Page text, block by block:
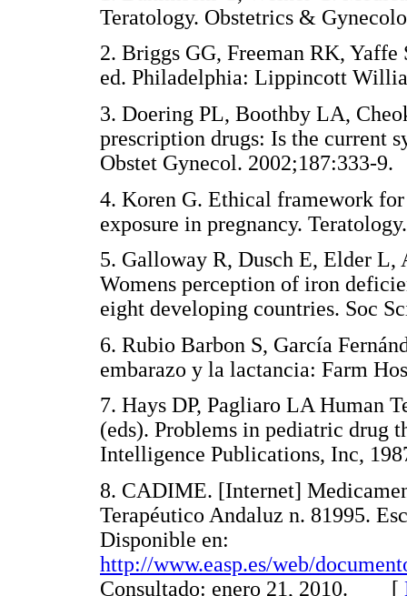
Teratology. Obstetrics &
2. Briggs GG, Freeman RK,
ed. Philadelphia: Lippincott
3. Doering PL, Boothby LA,
prescription drugs: Is the current
Obstet Gynecol.
4. Koren G. Ethical framework
exposure in pregnancy.
5. Galloway R, Dusch E, Elder L,
Womens perception of iron
eight developing countries.
6. Rubio Barbon S, García
embarazo y la lactancia: Farm
7. Hays DP, Pagliaro LA Human
(eds). Problems in pediatric drug
Intelligence Publications, Inc,
8. CADIME. [Internet]
Terapéutico Andaluz n. 81995.
Disponible en:
http://www.easp.es/web/
Consultado: enero 21, 2010. [